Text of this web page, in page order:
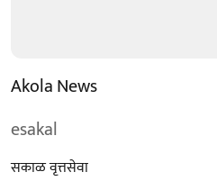
Akola News
esakal
सकाळ वृत्तसेवा